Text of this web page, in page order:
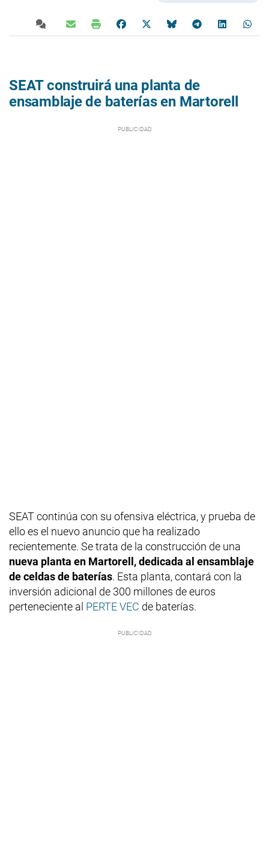
SEAT construirá una planta de
ensamblaje de baterías en Martorell
SEAT continúa con su ofensiva eléctrica, y prueba de
ello es el nuevo anuncio que ha realizado
recientemente. Se trata de la construcción de una
nueva planta en Martorell, dedicada al ensamblaje
de celdas de baterías. Esta planta, contará con la
inversión adicional de 300 millones de euros
perteneciente al PERTE VEC de baterías.